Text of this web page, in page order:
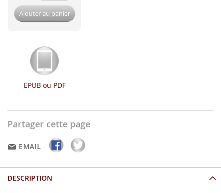
Ajouter au panier
EPUB ou PDF
Partager cette page
EMAIL
DESCRIPTION